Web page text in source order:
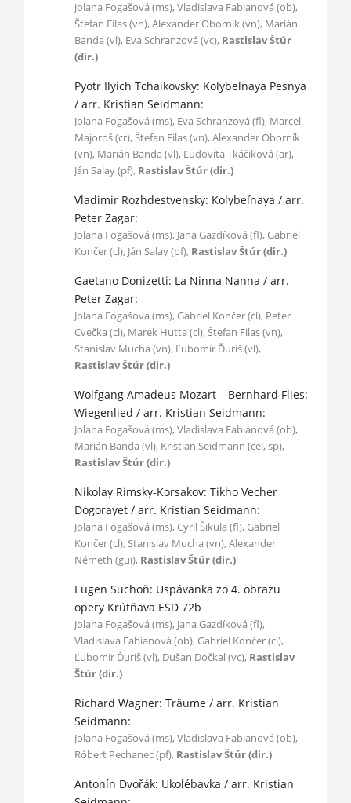
Jolana Fogašová (ms), Vladislava Fabianová (ob),
Štefan Filas (vn), Alexander Oborník (vn), Marián
Banda (vl), Eva Schranzová (vc), Rastislav Štúr
(dir.)
Pyotr Ilyich Tchaikovsky: Kolybeľnaya Pesnya
/ arr. Kristian Seidmann:
Jolana Fogašová (ms), Eva Schranzová (fl), Marcel
Majoroš (cr), Štefan Filas (vn), Alexander Oborník
(vn), Marián Banda (vl), Ľudovíta Tkáčiková (ar),
Ján Salay (pf), Rastislav Štúr (dir.)
Vladimir Rozhdestvensky: Kolybeľnaya / arr.
Peter Zagar:
Jolana Fogašová (ms), Jana Gazdíková (fl), Gabriel
Končer (cl), Ján Salay (pf), Rastislav Štúr (dir.)
Gaetano Donizetti: La Ninna Nanna / arr.
Peter Zagar:
Jolana Fogašová (ms), Gabriel Končer (cl), Peter
Cvečka (cl), Marek Hutta (cl), Štefan Filas (vn),
Stanislav Mucha (vn), Ľubomír Ďuriš (vl),
Rastislav Štúr (dir.)
Wolfgang Amadeus Mozart – Bernhard Flies:
Wiegenlied / arr. Kristian Seidmann:
Jolana Fogašová (ms), Vladislava Fabianová (ob),
Marián Banda (vl), Kristian Seidmann (cel, sp),
Rastislav Štúr (dir.)
Nikolay Rimsky-Korsakov: Tikho Vecher
Dogorayet / arr. Kristian Seidmann:
Jolana Fogašová (ms), Cyril Šikula (fl), Gabriel
Končer (cl), Stanislav Mucha (vn), Alexander
Németh (gui), Rastislav Štúr (dir.)
Eugen Suchoň: Uspávanka zo 4. obrazu
opery Krútňava ESD 72b
Jolana Fogašová (ms), Jana Gazdíková (fl),
Vladislava Fabianová (ob), Gabriel Končer (cl),
Ľubomír Ďuriš (vl), Dušan Dočkal (vc), Rastislav
Štúr (dir.)
Richard Wagner: Träume / arr. Kristian
Seidmann:
Jolana Fogašová (ms), Vladislava Fabianová (ob),
Róbert Pechanec (pf), Rastislav Štúr (dir.)
Antonín Dvořák: Ukolébavka / arr. Kristian